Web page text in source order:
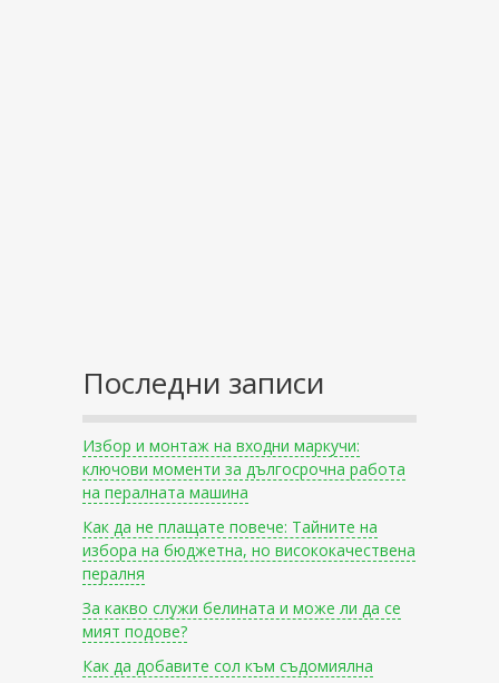
Последни записи
Избор и монтаж на входни маркучи:
ключови моменти за дългосрочна работа
на пералната машина
Как да не плащате повече: Тайните на
избора на бюджетна, но висококачествена
пералня
За какво служи белината и може ли да се
мият подове?
Как да добавите сол към съдомиялна